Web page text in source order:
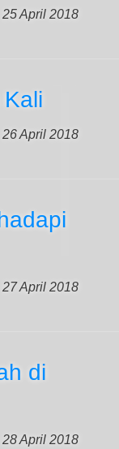
25 April 2018
26 April 2018
27 April 2018
di
28 April 2018